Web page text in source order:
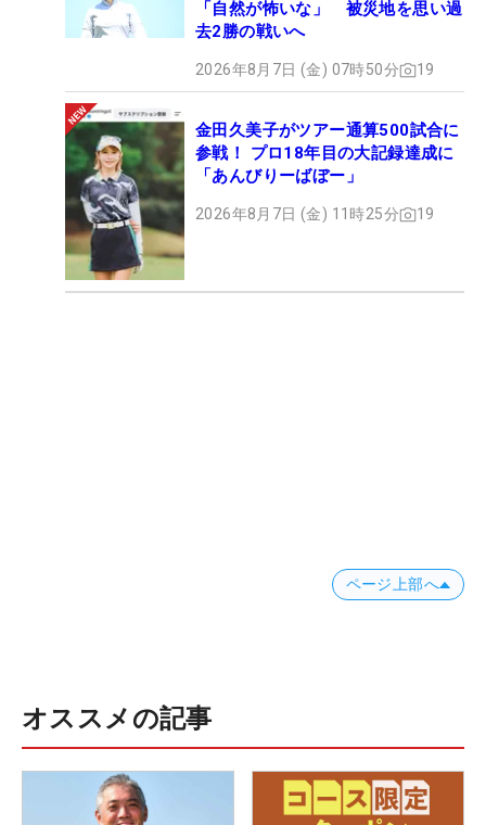
「自然が怖いな」 被災地を思い過
去2勝の戦いへ
2026年8月7日 (金) 07時50分 19
金田久美子がツアー通算500試合に
参戦！ プロ18年目の大記録達成に
「あんびりーばぼー」
2026年8月7日 (金) 11時25分 19
ページ上部へ
オススメの記事